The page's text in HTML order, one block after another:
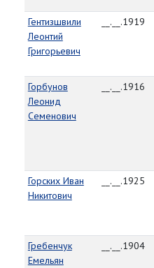
Гентизшвили
Леонтий
Григорьевич
__.__.1919
Горбунов
Леонид
Семенович
__.__.1916
Горских Иван
Никитович
__.__.1925
Гребенчук
Емельян
__.__.1904